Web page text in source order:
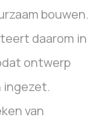
bouwen.
daarom in
ontwerp
ingezet.
van